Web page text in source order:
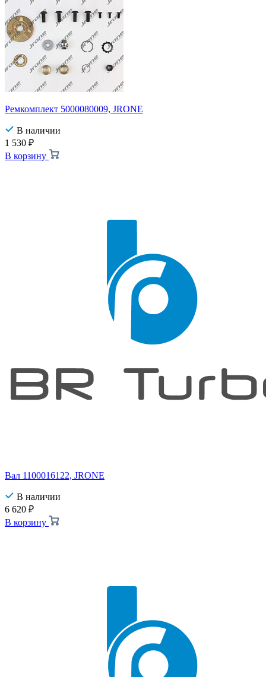
Ремкомплект 5000080009, JRONE
В наличии
1 530 ₽
В корзину
Вал 1100016122, JRONE
В наличии
6 620 ₽
В корзину